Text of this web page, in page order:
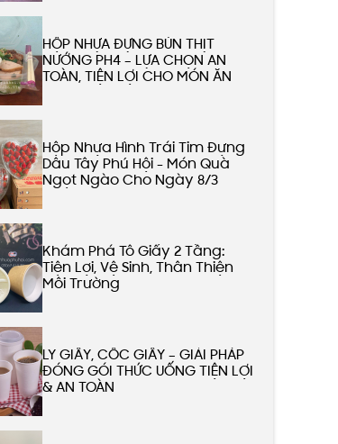
HỘP NHỰA ĐỰNG BÚN THỊT
NƯỚNG PH4 – LỰA CHỌN AN
TOÀN, TIỆN LỢI CHO MÓN ĂN
Hộp Nhựa Hình Trái Tim Đựng
Dâu Tây Phú Hội - Món Quà
Ngọt Ngào Cho Ngày 8/3
Khám Phá Tô Giấy 2 Tầng:
Tiện Lợi, Vệ Sinh, Thân Thiện
Môi Trường
LY GIẤY, CỐC GIẤY – GIẢI PHÁP
ĐÓNG GÓI THỨC UỐNG TIỆN LỢI
& AN TOÀN